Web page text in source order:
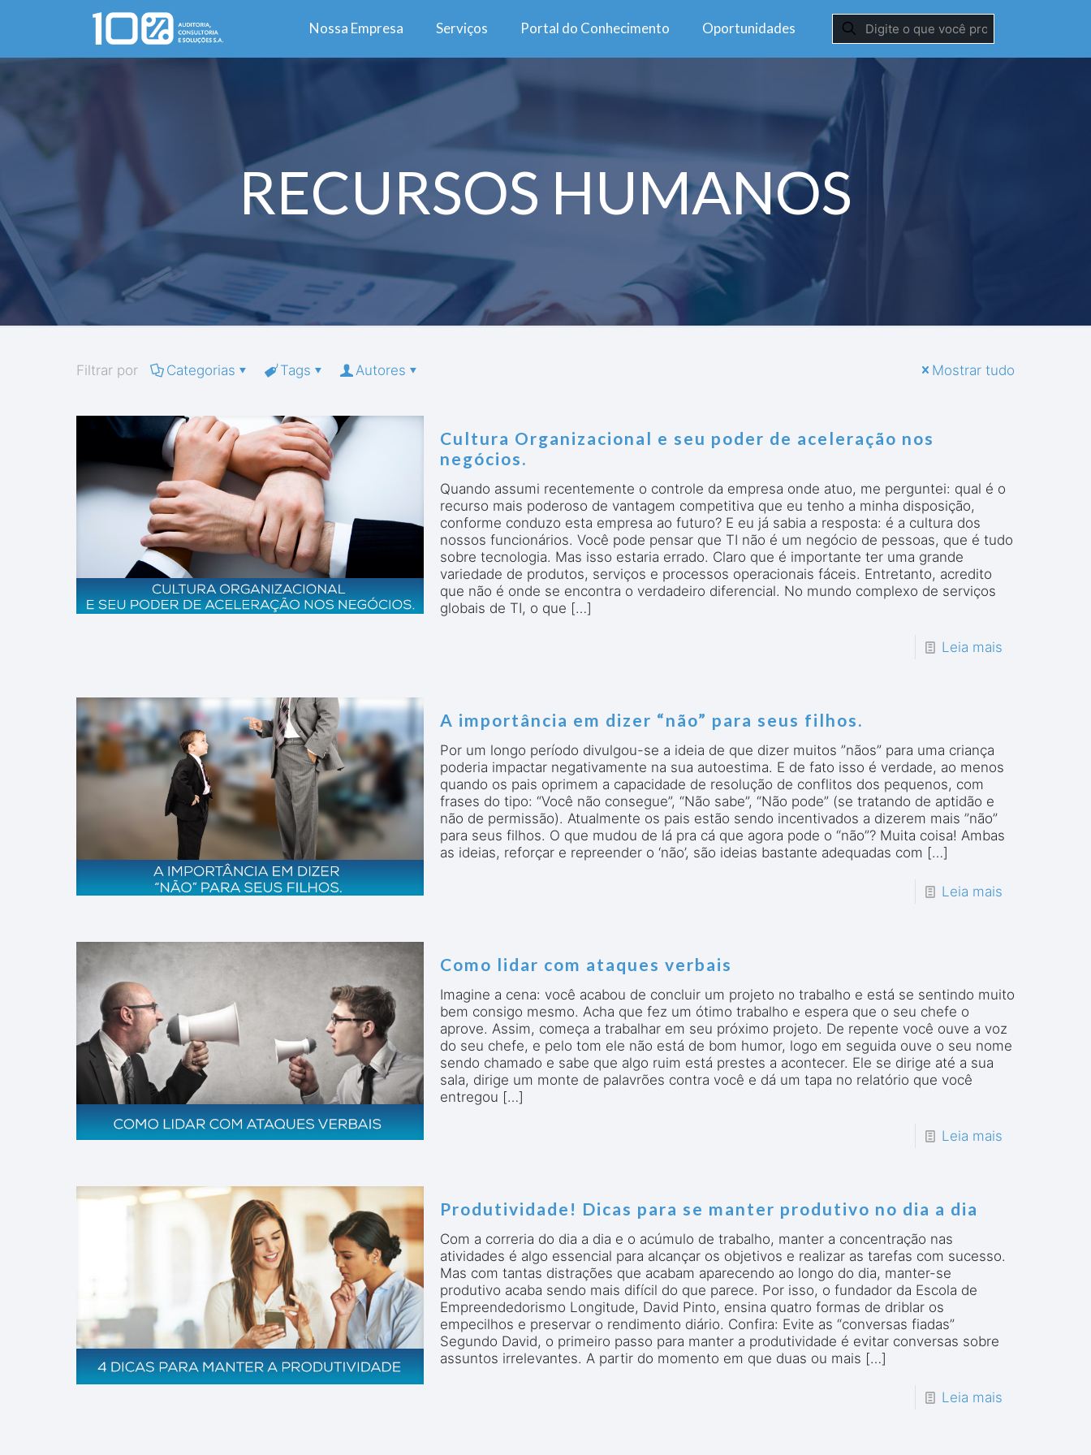
Nossa Empresa Serviços Portal do Conhecimento Oportunidades
RECURSOS HUMANOS
Filtrar por Categorias Tags Autores Mostrar tudo
Cultura Organizacional e seu poder de aceleração nos
negócios.
Quando assumi recentemente o controle da empresa onde atuo, me perguntei: qual é o
recurso mais poderoso de vantagem competitiva que eu tenho a minha disposição,
conforme conduzo esta empresa ao futuro? E eu já sabia a resposta: é a cultura dos
nossos funcionários. Você pode pensar que TI não é um negócio de pessoas, que é tudo
sobre tecnologia. Mas isso estaria errado. Claro que é importante ter uma grande
variedade de produtos, serviços e processos operacionais fáceis. Entretanto, acredito
que não é onde se encontra o verdadeiro diferencial. No mundo complexo de serviços
globais de TI, o que […]
Leia mais
A importância em dizer “não” para seus filhos.
Por um longo período divulgou-se a ideia de que dizer muitos ”nãos” para uma criança
poderia impactar negativamente na sua autoestima. E de fato isso é verdade, ao menos
quando os pais oprimem a capacidade de resolução de conflitos dos pequenos, com
frases do tipo: “Você não consegue”, “Não sabe”, “Não pode” (se tratando de aptidão e
não de permissão). Atualmente os pais estão sendo incentivados a dizerem mais ”não”
para seus filhos. O que mudou de lá pra cá que agora pode o “não”? Muita coisa! Ambas
as ideias, reforçar e repreender o ‘não’, são ideias bastante adequadas com […]
Leia mais
Como lidar com ataques verbais
Imagine a cena: você acabou de concluir um projeto no trabalho e está se sentindo muito
bem consigo mesmo. Acha que fez um ótimo trabalho e espera que o seu chefe o
aprove. Assim, começa a trabalhar em seu próximo projeto. De repente você ouve a voz
do seu chefe, e pelo tom ele não está de bom humor, logo em seguida ouve o seu nome
sendo chamado e sabe que algo ruim está prestes a acontecer. Ele se dirige até a sua
sala, dirige um monte de palavrões contra você e dá um tapa no relatório que você
entregou […]
Leia mais
Produtividade! Dicas para se manter produtivo no dia a dia
Com a correria do dia a dia e o acúmulo de trabalho, manter a concentração nas
atividades é algo essencial para alcançar os objetivos e realizar as tarefas com sucesso.
Mas com tantas distrações que acabam aparecendo ao longo do dia, manter-se
produtivo acaba sendo mais difícil do que parece. Por isso, o fundador da Escola de
Empreendedorismo Longitude, David Pinto, ensina quatro formas de driblar os
empecilhos e preservar o rendimento diário. Confira: Evite as “conversas fiadas”
Segundo David, o primeiro passo para manter a produtividade é evitar conversas sobre
assuntos irrelevantes. A partir do momento em que duas ou mais […]
Leia mais